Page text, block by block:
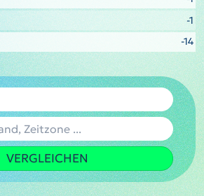
-1
-14
VERGLEICHEN